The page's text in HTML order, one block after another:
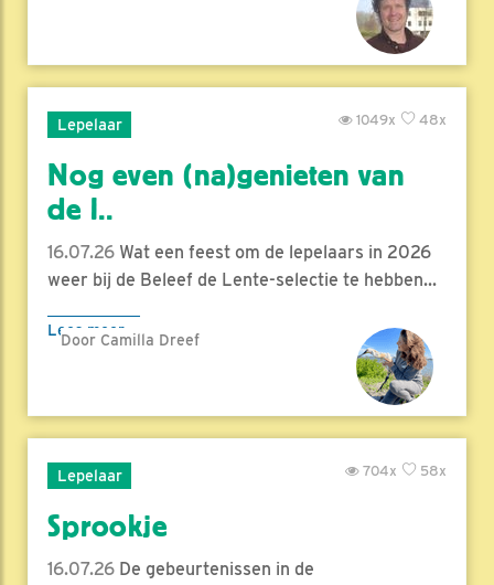
Lepelaar 48x
1049x
Nog even (na)genieten van
de l..
16.07.26 Wat een feest om de lepelaars in 2026
weer bij de Beleef de Lente-selectie te hebben...
Lees meer
Door Camilla Dreef
Lepelaar 58x
704x
Sprookje
16.07.26 De gebeurtenissen in de